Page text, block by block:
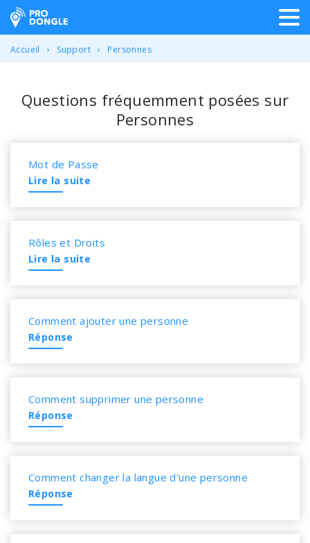
ProDongle Géolocalisation
Accueil Support Personnes
Questions fréquemment posées sur
Personnes
Mot de Passe
Lire la suite
Rôles et Droits
Lire la suite
Comment ajouter une personne
Réponse
Comment supprimer une personne
Réponse
Comment changer la langue d'une personne
Réponse